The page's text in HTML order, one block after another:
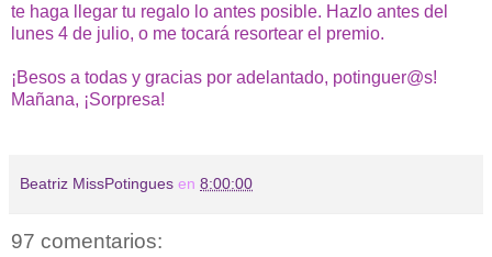
te haga llegar tu regalo lo antes posible. Hazlo antes del
lunes 4 de julio, o me tocará resortear el premio.
¡Besos a todas y gracias por adelantado, potinguer@s!
Mañana, ¡Sorpresa!
Beatriz MissPotingues en 8:00:00
97 comentarios: